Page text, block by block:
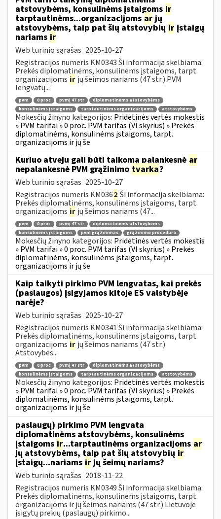
atstovybėms, konsulinėms įstaigoms ir
tarptautinėms...organizacijoms arjų
atstovybėms, taip pat šių atstovybių ir įstaigų
nariams ir
Web turinio sąrašas 2025-10-27
Registracijos numeris KM0343 Ši informacija skelbiama:
Prekės diplomatinėms, konsulinėms įstaigoms, tarpt.
organizacijoms ir jų šeimos nariams (47 str.) PVM
lengvatų...
pvm 0 proc pvmį 47 str
diplomatinėms atstovybėms
konsulinėms įstaigoms
tarptautinėms organizacijoms atstovybėms
Mokesčių žinyno kategorijos: Pridėtinės vertės mokestis
» PVM tarifai » 0 proc. PVM tarifas (VI skyrius) » Prekės
diplomatinėms, konsulinėms įstaigoms, tarpt.
organizacijoms ir jų še
Kuriuo atveju gali būti taikoma palankesnė ar
nepalankesnė PVM grąžinimo tvarka?
Web turinio sąrašas 2025-10-27
Registracijos numeris KM0362 Ši informacija skelbiama:
Prekės diplomatinėms, konsulinėms įstaigoms, tarpt.
organizacijoms ir jų šeimos nariams (47...
pvm 0 proc pvmį 47 str
diplomatinėms atstovybėms
konsulinėms įstaigoms
pvm grąžinimas grąžinimo procedūra
Mokesčių žinyno kategorijos: Pridėtinės vertės mokestis
» PVM tarifai » 0 proc. PVM tarifas (VI skyrius) » Prekės
diplomatinėms, konsulinėms įstaigoms, tarpt.
organizacijoms ir jų še
Kaip taikyti pirkimo PVM lengvatas, kai prekės
(paslaugos) įsigyjamos kitoje ES valstybėje
narėje?
Web turinio sąrašas 2025-10-27
Registracijos numeris KM0341 Ši informacija skelbiama:
Prekės diplomatinėms, konsulinėms įstaigoms, tarpt.
organizacijoms ir jų šeimos nariams (47 str.)
Atstovybės...
pvm 0 proc pvmį 47 str
diplomatinėms atstovybėms
konsulinėms įstaigoms
tarptautinėms organizacijoms atstovybėms
Mokesčių žinyno kategorijos: Pridėtinės vertės mokestis
» PVM tarifai » 0 proc. PVM tarifas (VI skyrius) » Prekės
diplomatinėms, konsulinėms įstaigoms, tarpt.
organizacijoms ir jų še
paslaugų) pirkimo PVM lengvata
diplomatinėms atstovybėms, konsulinėms
įstaigoms ir...tarptautinėms organizacijoms ar
jų atstovybėms, taip pat šių atstovybių ir
įstaigų...nariams irjų šeimų nariams?
Web turinio sąrašas 2018-11-22
Registracijos numeris KM0349 Ši informacija skelbiama:
Prekės diplomatinėms, konsulinėms įstaigoms, tarpt.
organizacijoms ir jų šeimos nariams (47 str.) Lietuvoje
įsigytų prekių (paslaugų) pirkimo...